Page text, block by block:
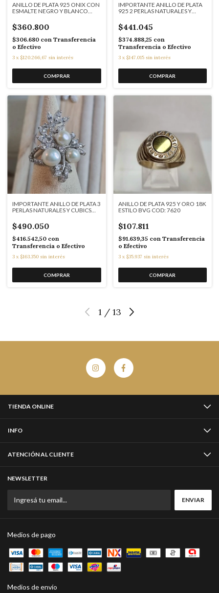
ANILLO DE PLATA 925 ONIX CON
ESMALTE NEGRO Y BLANCO
$360.800
$306.680 con Transferencia
o Efectivo
3 x $120.266,67 sin interés
IMPORTANTE ANILLO DE PLATA
925 2 PERLAS NATURALES Y
$441.045
$374.888,25 con
Transferencia o Efectivo
3 x $147.015 sin interés
IMPORTANTE ANILLO DE PLATA 3
PERLAS NATURALES Y CUBICS
$490.050
$416.542,50 con
Transferencia o Efectivo
3 x $163.350 sin interés
ANILLO DE PLATA 925 Y ORO 18K
ESTILO BVG COD: 7620
$107.811
$91.639,35 con Transferencia
o Efectivo
3 x $35.937 sin interés
1 / 13
TIENDA ONLINE
INFO
ATENCIÓN AL CLIENTE
NEWSLETTER
Medios de pago
Medios de envío